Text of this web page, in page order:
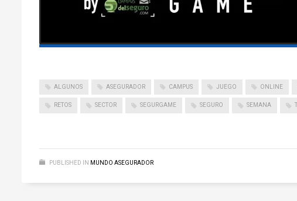
ALGUNOS ASEGURADOR CAMPUS JUEGO ONLINE
RETOS SECTOR SEGURGAME SEGURO SEMANA
PUBLISHED IN MUNDO ASEGURADOR